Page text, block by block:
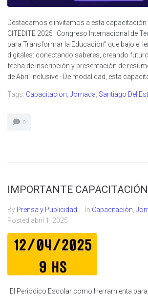
Destacamos e invitamos a esta
CITEDITE 2025 "Congreso Internacional de
para Transformar la Educación" que bajo el
digitales: conectando saberes, creando
fecha de inscripción y presentación de
de Abril inclusive.- De modalidad, esta
Tags: Capacitacion Jornada Santiago Del
0
IMPORTANTE CAPACITACIÓN
By Prensa y Publicidad In Capacitación
Posted abril 1, 2025
"El Periódico Escolar como Herramienta